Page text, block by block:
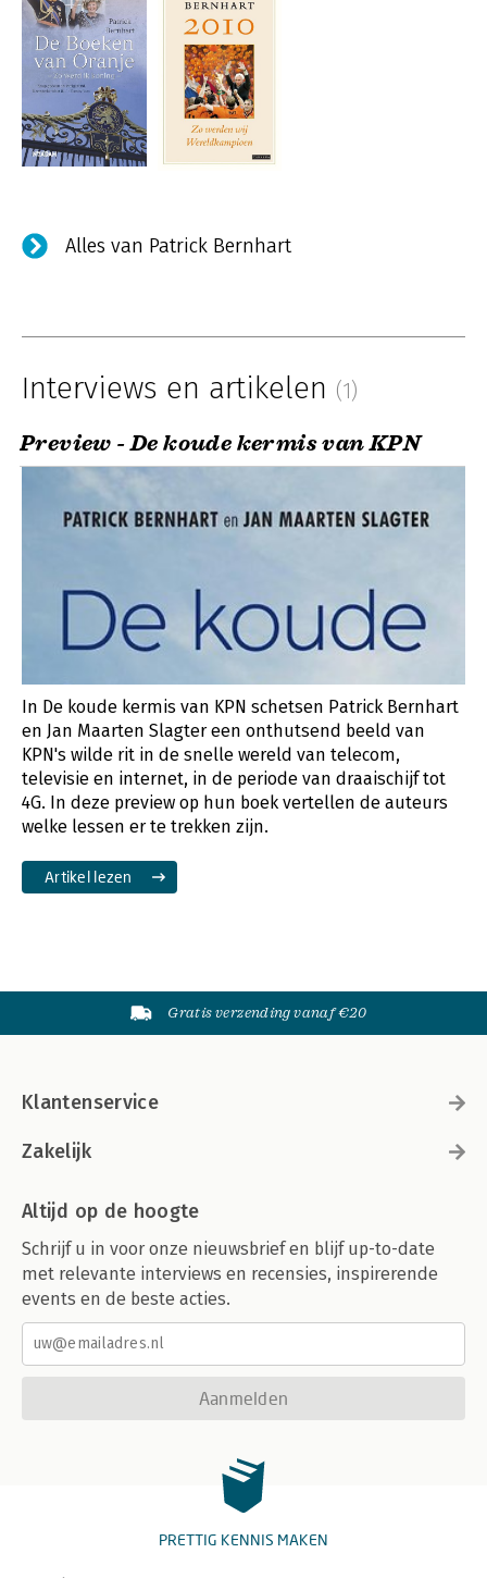
Alles van Patrick Bernhart
Interviews en artikelen (1)
Preview - De koude kermis van KPN
In De koude kermis van KPN schetsen Patrick Bernhart
en Jan Maarten Slagter een onthutsend beeld van
KPN's wilde rit in de snelle wereld van telecom,
televisie en internet, in de periode van draaischijf tot
4G. In deze preview op hun boek vertellen de auteurs
welke lessen er te trekken zijn.
Artikel lezen
Gratis verzending vanaf €20
Klantenservice
Zakelijk
Altijd op de hoogte
Schrijf u in voor onze nieuwsbrief en blijf up-to-date
met relevante interviews en recensies, inspirerende
events en de beste acties.
Aanmelden
PRETTIG KENNIS MAKEN